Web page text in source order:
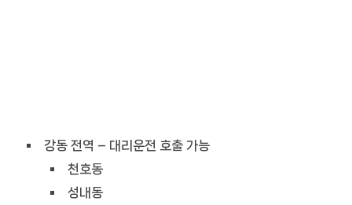
강동 전역 – 대리운전 호출 가능
천호동
성내동